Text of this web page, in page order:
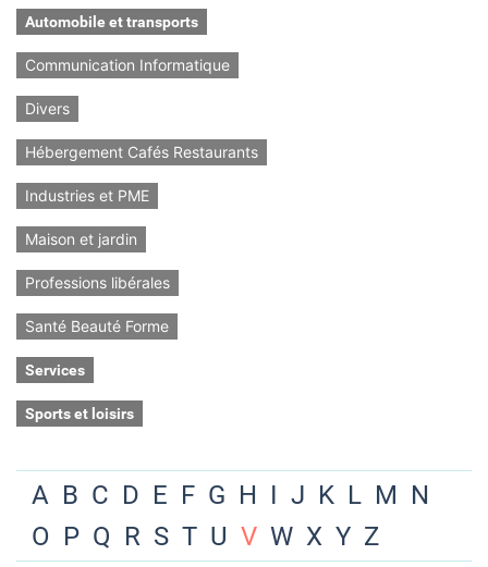
Automobile et transports
Communication Informatique
Divers
Hébergement Cafés Restaurants
Industries et PME
Maison et jardin
Professions libérales
Santé Beauté Forme
Services
Sports et loisirs
A B C D E F G H I J K L M N
O P Q R S T U V W X Y Z